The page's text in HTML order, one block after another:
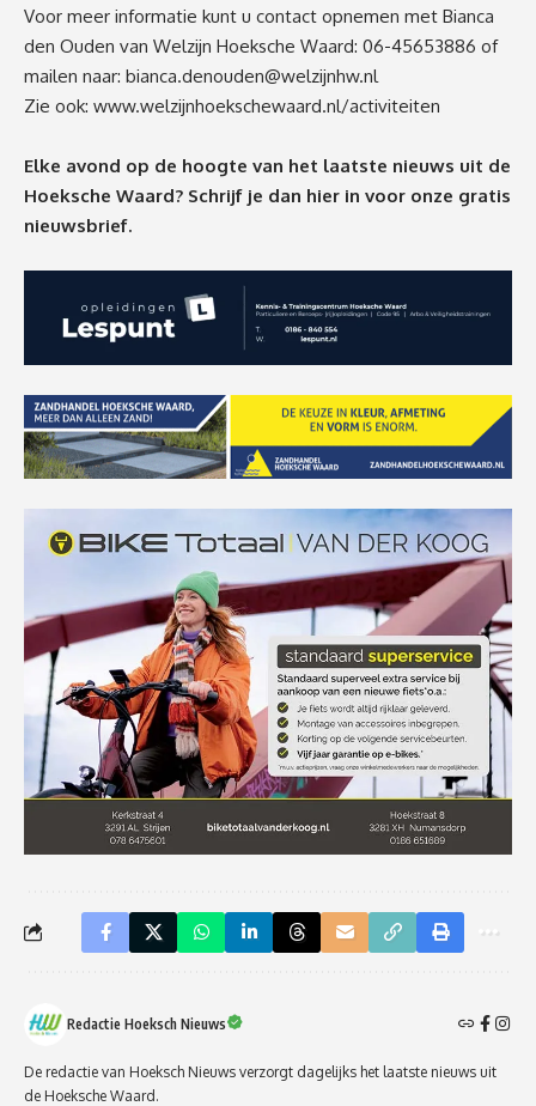
Voor meer informatie kunt u contact opnemen met Bianca
den Ouden van Welzijn Hoeksche Waard: 06-45653886 of
mailen naar: bianca.denouden@welzijnhw.nl
Zie ook: www.welzijnhoekschewaard.nl/activiteiten
Elke avond op de hoogte van het laatste nieuws uit de
Hoeksche Waard? Schrijf je dan hier in voor onze gratis
nieuwsbrief.
Redactie Hoeksch Nieuws
De redactie van Hoeksch Nieuws verzorgt dagelijks het laatste nieuws uit
de Hoeksche Waard.